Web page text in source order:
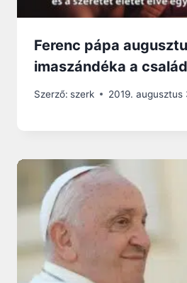
Ferenc pápa
imaszándéka a
Szerző: szerk 2019. augusztus